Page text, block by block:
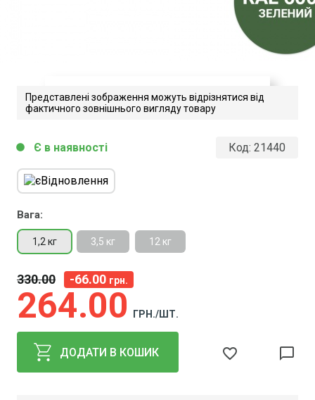
Dufa SuperElastik.
Розмір файлу 304 Kb
Представлені зображення можуть відрізнятися від
фактичного зовнішнього вигляду товару
Код: 21440
Вага:
1,2 кг 3,5 кг 12 кг
330 00 -66.00 грн.
264 00 ГРН./ШТ.
circle Є в наявності
ДОДАТИ В КОШИК favorite_border chat_bubble_outline